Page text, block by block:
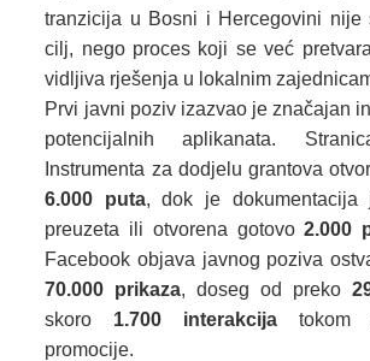
tranzicija u Bosni i Hercegovini nije
cilj, nego proces koji se već
vidljiva rješenja u lokalnim
Prvi javni poziv izazvao je značajan
potencijalnih aplikanata.
Instrumenta za dodjelu grantova
6.000 puta, dok je dokumentacija
preuzeta ili otvorena gotovo2.000
Facebook objava javnog poziva
70.000 prikaza, doseg od preko
skoro 1.700 interakcija tokom
promocije.